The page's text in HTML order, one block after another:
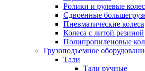
Ролики и рулевые
Сдвоенные
Пневматические колеса
Колеса с литой резиной
Полипропиленовые
Грузоподъемное
Тали
Тали ручные